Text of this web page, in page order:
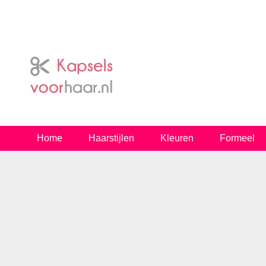
Home Haarstijlen Kleuren Formeel